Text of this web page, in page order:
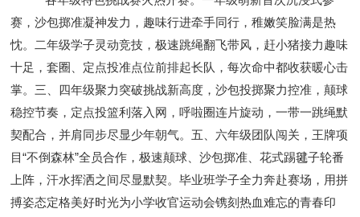
赛，沙包掷准凝神发力，趣味行进牵手同行，稚嫩笑脸满是热
忱。二年级学子灵动竞技，极速跳绳翻飞带风，赶小猪接力趣味
十足，套圈、定点投准点位前排起长队，每次命中都收获暖心击
掌。三、四年级聚力突破挑战新高度，沙包投掷聚力控准，颠球
稳控节奏，定点投篮利落入网，呼啦圈连片旋动，一带一跳绳默
契配合，并肩同步尽显少年朝气。五、六年级团队闯关，王牌项
目“不倒森林”全员合作，极速颠球、沙包掷准、花式踢毽子轮番
上阵，汗水挥洒之间尽显默契。毕业班学子全力奔赴赛场，用拼
搏姿态定格美好时光为小学收官运动会镌刻热血难忘的青春印